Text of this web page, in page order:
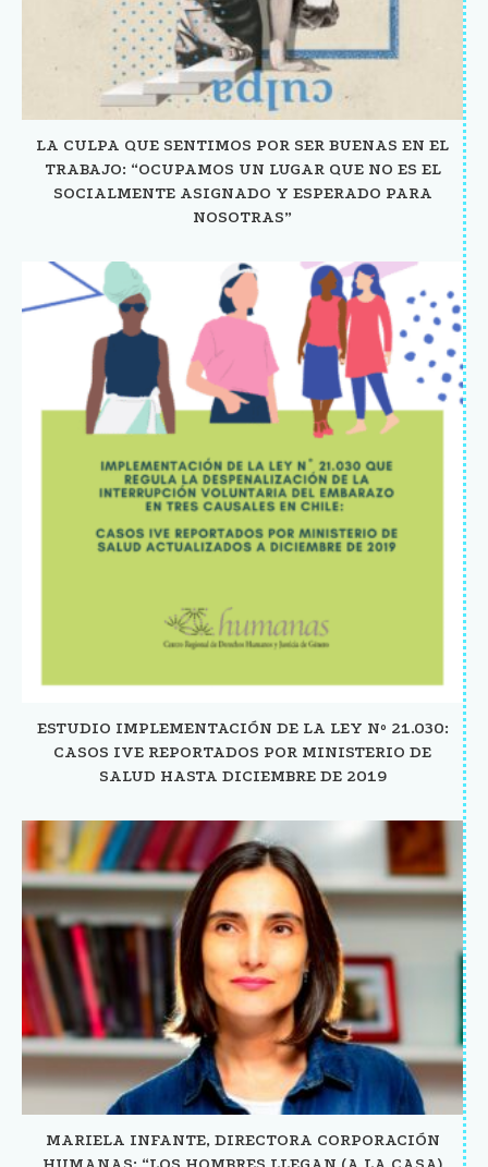
LA CULPA QUE SENTIMOS POR SER BUENAS EN EL
TRABAJO: “OCUPAMOS UN LUGAR QUE NO ES EL
SOCIALMENTE ASIGNADO Y ESPERADO PARA
NOSOTRAS”
ESTUDIO IMPLEMENTACIÓN DE LA LEY Nº 21.030:
CASOS IVE REPORTADOS POR MINISTERIO DE
SALUD HASTA DICIEMBRE DE 2019
MARIELA INFANTE, DIRECTORA CORPORACIÓN